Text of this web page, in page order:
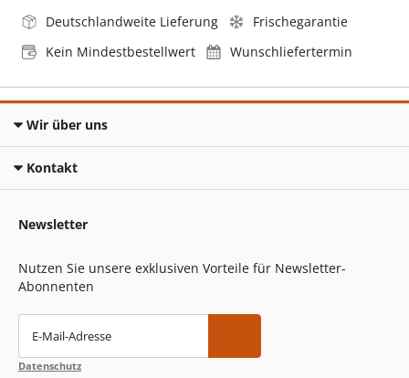
Deutschlandweite Lieferung
Frischegarantie
Kein Mindestbestellwert
Wunschliefertermin
Wir über uns
Kontakt
Newsletter
Nutzen Sie unsere exklusiven Vorteile für Newsletter-
Abonnenten
E-Mail-Adresse
Datenschutz